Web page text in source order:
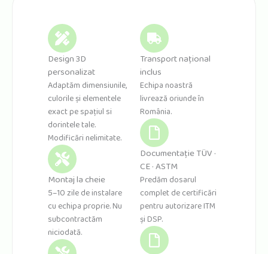
Design 3D
personalizat
Adaptăm dimensiunile,
culorile și elementele
exact pe spațiul si
dorintele tale.
Modificări nelimitate.
Montaj la cheie
5–10 zile de instalare
cu echipa proprie. Nu
subcontractăm
niciodată.
Transport național
inclus
Echipa noastră
livrează oriunde în
România.
Documentație TÜV ·
CE · ASTM
Predăm dosarul
complet de certificări
pentru autorizare ITM
și DSP.